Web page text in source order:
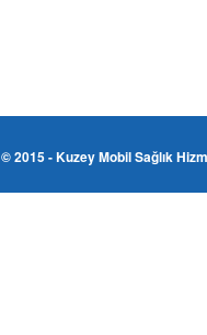
© 2015 - Kuzey Mobil Sağlık